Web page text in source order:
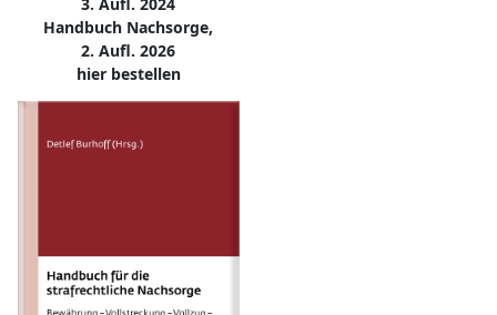
Handbuch Nachsorge,
2. Aufl. 2026
hier bestellen